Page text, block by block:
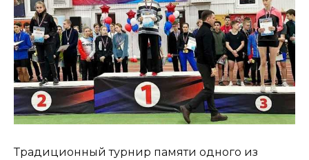
Традиционный турнир памяти одного из